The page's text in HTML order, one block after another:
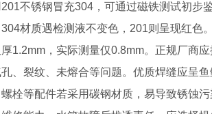
201不锈钢冒充304，可通过磁铁测试初
材质遇检测液不变色，201则呈现红色。
厚1.2mm，实际测量仅0.8mm。正规厂商
孔、裂纹、未熔合等问题。优质焊缝应呈
栓等配件若采用碳钢材质，易导致锈蚀